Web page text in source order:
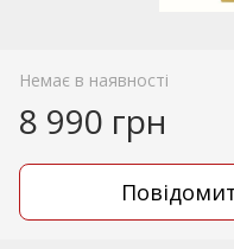
Немає в наявності
8 990 грн